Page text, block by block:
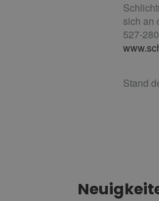
sich an
527-
Stand